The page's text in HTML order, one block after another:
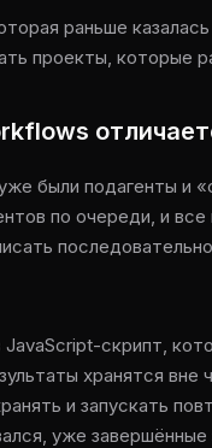
раньше
проекты, которые
были подагенты и
по очереди, и
JavaScript-скрипт,
хранятся вне
и запускать
уже